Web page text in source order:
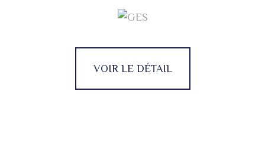
VOIR LE DÉTAIL